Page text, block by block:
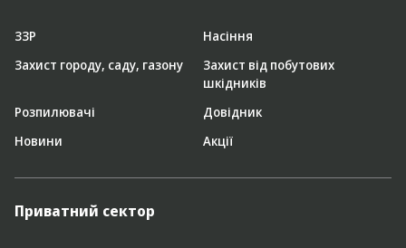
ЗЗР
Насіння
Захист городу, саду, газону
Захист від побутових
шкідників
Розпилювачі
Довідник
Новини
Акції
Приватний сектор